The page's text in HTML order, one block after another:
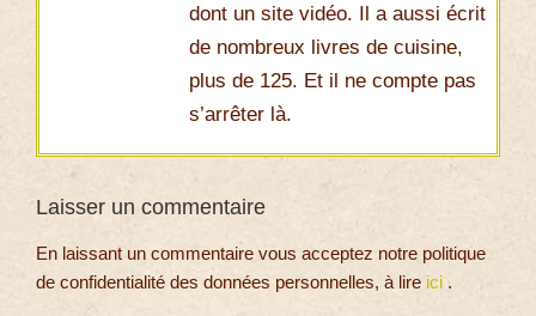
dont un site vidéo. Il a aussi écrit
de nombreux livres de cuisine,
plus de 125. Et il ne compte pas
s’arrêter là.
Laisser un commentaire
En laissant un commentaire vous acceptez notre politique
de confidentialité des données personnelles, à lire ici .